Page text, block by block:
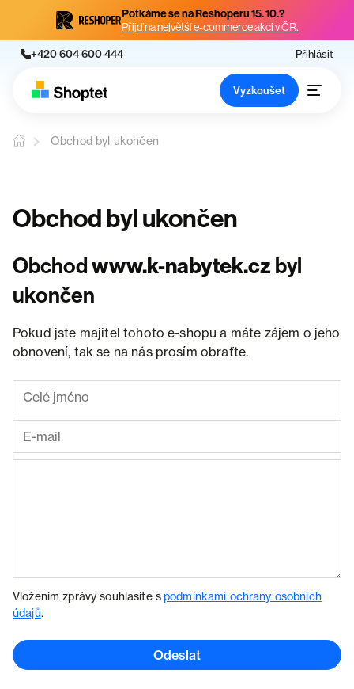
Potkáme se na Reshoperu 15. 10.?
Přijď na největší e-commerce akci v ČR.
+420 604 600 444 Přihlásit
Vyzkoušet
Obchod byl ukončen
Obchod byl ukončen
Obchodwww.k-nabytek.cz byl
ukončen
Pokud jste majitel tohoto e-shopu a máte zájem o jeho
obnovení, tak se na nás prosím obraťte.
Vložením zprávy souhlasíte spodmínkami ochrany osobních
údajů.
Odeslat